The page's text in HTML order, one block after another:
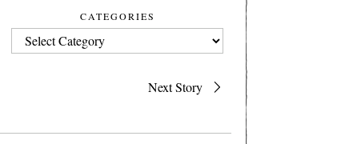
CATEGORIES
CATEGORIES
Next Story